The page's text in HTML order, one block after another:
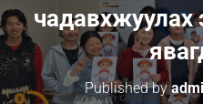
чадавхжуулах
Published by